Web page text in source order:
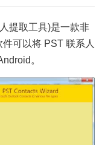
提取工具)是一款非
可以将 PST 联系人
。